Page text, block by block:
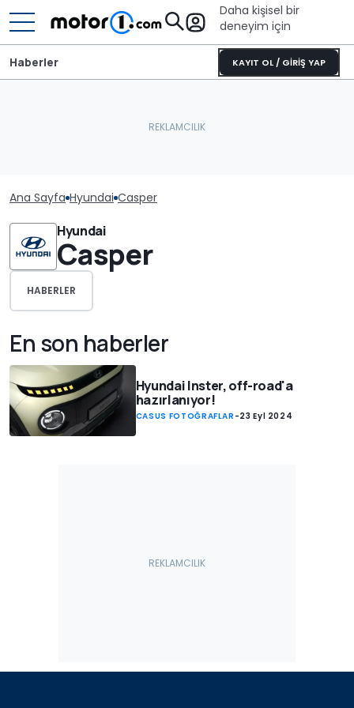
Daha kişisel bir
deneyim için
KAYIT OL / GİRİŞ YAP
Haberler
Ana Sayfa Hyundai Casper
Hyundai
Casper
HABERLER
En son haberler
Hyundai Inster, off-road'a
hazırlanıyor!
CASUS FOTOĞRAFLAR -23 Eyl 2024